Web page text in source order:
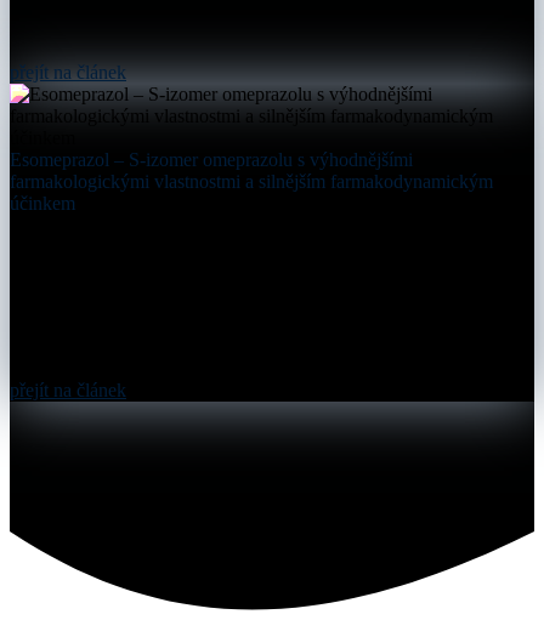
přejít na článek
Esomeprazol – S-izomer omeprazolu s výhodnějšími
farmakologickými vlastnostmi a silnějším farmakodynamickým
účinkem
přejít na článek